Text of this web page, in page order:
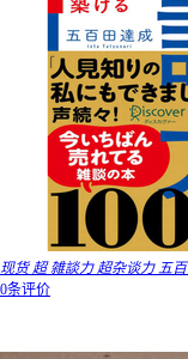
现货 超 雑談力 超杂谈力 五
0条评价